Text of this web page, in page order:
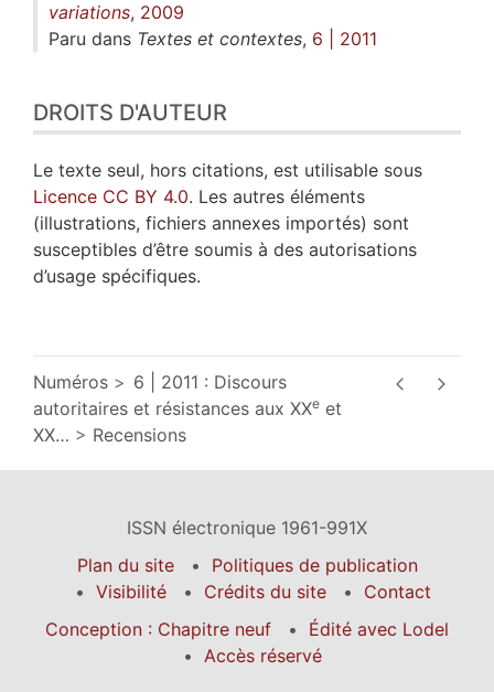
variations, 2009
Paru dans Textes et contextes, 6 | 2011
DROITS D'AUTEUR
Le texte seul, hors citations, est utilisable sous
Licence CC BY 4.0. Les autres éléments
(illustrations, fichiers annexes importés) sont
susceptibles d’être soumis à des autorisations
d’usage spécifiques.
Numéros
6 | 2011 : Discours
autoritaires et résistances aux XXe et
XX… Recensions
ISSN électronique 1961-991X
Plan du site
Politiques de publication
Visibilité
Crédits du site
Contact
Conception : Chapitre neuf
Édité avec Lodel
Accès réservé